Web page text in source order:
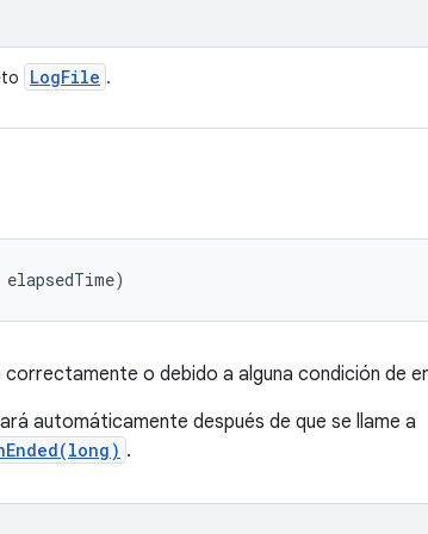
LogFile .
o debido a alguna condición de
automáticamente después de que se llame a
.